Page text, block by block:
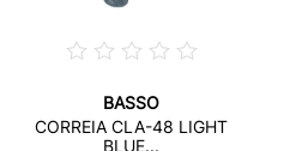
BASSO
CORREIA CLA-48 LIGHT
BLUE...